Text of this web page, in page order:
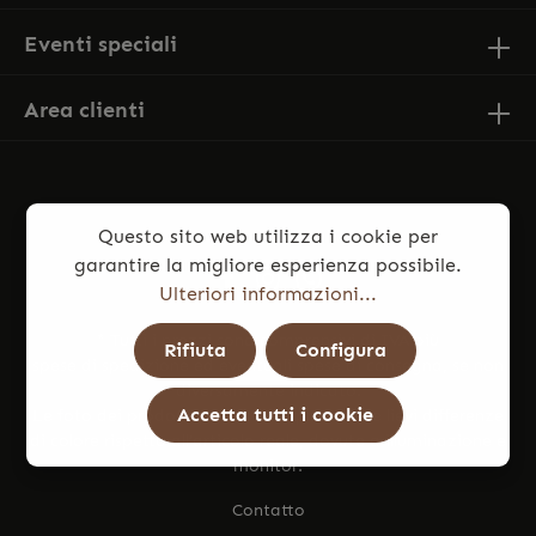
Eventi speciali
Area clienti
* Tutti i prezzi sono comprensivi di IVA più
spese di spedizione
ed eventuali spese di consegna, se non
diversamente indicato.
Le foto dei prodotti potrebbero presentare lievi differenze
di colore rispetto all’articolo reale, dovute a illuminazione e
monitor.
Contatto
Questo sito web utilizza i cookie per
garantire la migliore esperienza possibile.
Ulteriori informazioni...
Rifiuta Configura
Accetta tutti i cookie